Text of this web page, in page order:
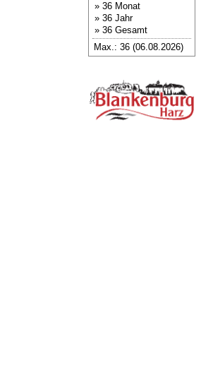
» 36 Monat
» 36 Jahr
» 36 Gesamt
Max.: 36 (06.08.2026)